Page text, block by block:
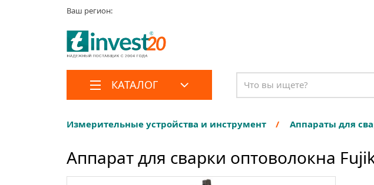
Ваш регион:
КАТАЛОГ
Измерительные устройства и инструмент Аппараты для
Аппарат для сварки оптоволокна